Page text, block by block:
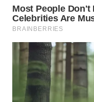
KARO
WN
SIMALUNGUN
WN
LABUHANBATU